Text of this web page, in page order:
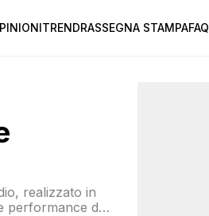
TRENDRASSEGNA STAMPAFAQ
realizzato in
performance del